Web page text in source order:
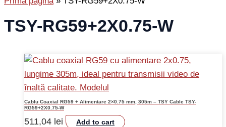
TSY-RG59+2X0.75-W
Cablu Coaxial RG59 + Alimentare 2×0.75 mm, 305m – TSY Cable TSY-
RG59+2X0.75-W
511,04 lei Add to cart